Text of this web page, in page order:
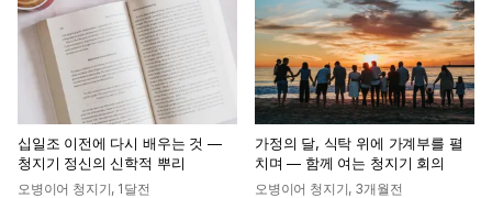
십일조 이전에 다시 배우는 것 —
청지기 정신의 신학적 뿌리
오병이어 청지기, 1달전
가정의 달, 식탁 위에 가계부를 펼
치며 — 함께 여는 청지기 회의
오병이어 청지기, 3개월전